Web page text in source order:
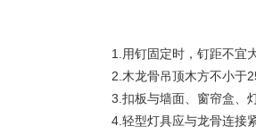
1.用钉固定时，钉距不宜大
2.木龙骨吊顶木方不小于
3.扣板与墙面、窗帘盒、灯
4.轻型灯具应与龙骨连接紧